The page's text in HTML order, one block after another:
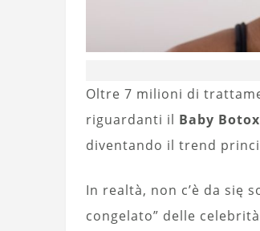
Oltre 7 milioni di
riguardanti il Baby Botox
diventando il trend
In realtà, non c’è da się
congelato” delle